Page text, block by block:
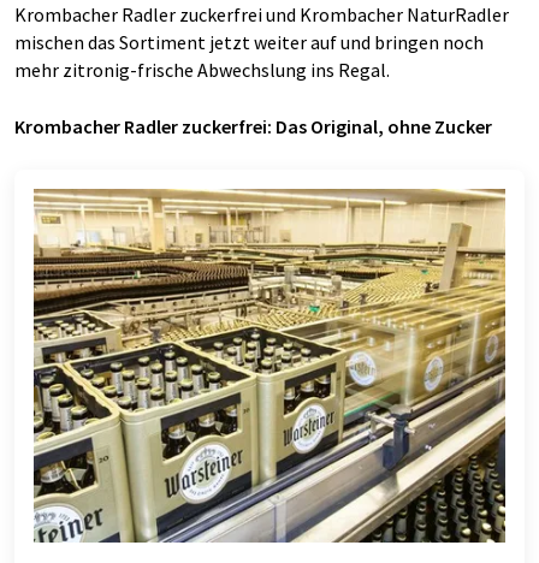
Krombacher Radler zuckerfrei und Krombacher NaturRadler
mischen das Sortiment jetzt weiter auf und bringen noch
mehr zitronig-frische Abwechslung ins Regal.
Krombacher Radler zuckerfrei: Das Original, ohne Zucker